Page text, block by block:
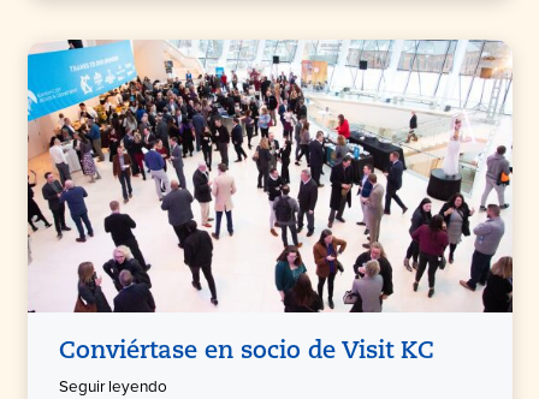
Conviértase en socio de Visit KC
Seguir leyendo